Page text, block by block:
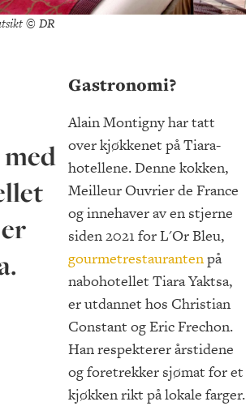
© DR
Gastronomi?
Alain Montigny har tatt
over kjøkkenet på Tiara-
hotellene. Denne kokken,
Meilleur Ouvrier de France
og innehaver av en stjerne
siden 2021 for L'Or Bleu,
gourmetrestaurantenpå
nabohotellet Tiara Yaktsa,
er utdannet hos Christian
Constant og Eric Frechon.
Han respekterer årstidene
og foretrekker sjømat for et
kjøkken rikt på lokale farger.